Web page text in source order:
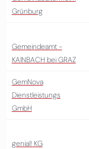
Grünburg
Gemeindeamt -
KAINBACH bei GRAZ
GemNova
Dienstleistungs
GmbH
genial! KG